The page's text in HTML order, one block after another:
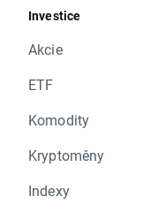
Investice
Akcie
ETF
Komodity
Kryptoměny
Indexy